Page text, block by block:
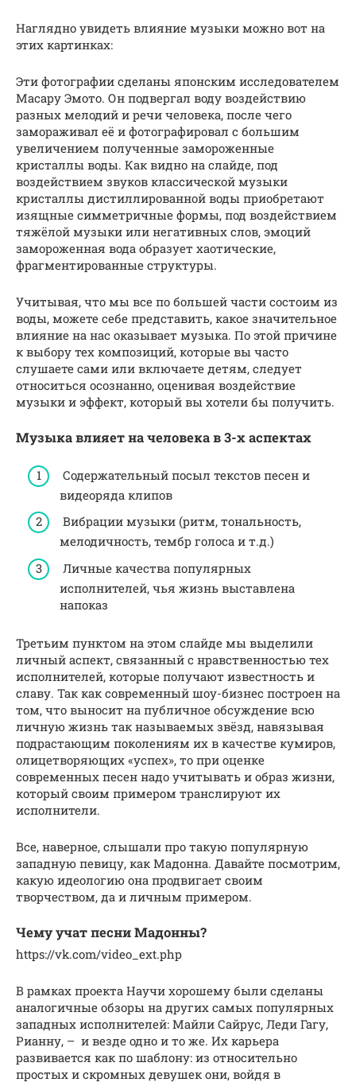
Наглядно увидеть влияние музыки можно вот на
этих картинках:
Эти фотографии сделаны японским исследователем
Масару Эмото. Он подвергал воду воздействию
разных мелодий и речи человека, после чего
замораживал её и фотографировал с большим
увеличением полученные замороженные
кристаллы воды. Как видно на слайде, под
воздействием звуков классической музыки
кристаллы дистиллированной воды приобретают
изящные симметричные формы, под воздействием
тяжёлой музыки или негативных слов, эмоций
замороженная вода образует хаотические,
фрагментированные структуры.
Учитывая, что мы все по большей части состоим из
воды, можете себе представить, какое значительное
влияние на нас оказывает музыка. По этой причине
к выбору тех композиций, которые вы часто
слушаете сами или включаете детям, следует
относиться осознанно, оценивая воздействие
музыки и эффект, который вы хотели бы получить.
Музыка влияет на человека в 3-х аспектах
Содержательный посыл текстов песен и
видеоряда клипов
Вибрации музыки (ритм, тональность,
мелодичность, тембр голоса и т.д.)
Личные качества популярных
исполнителей, чья жизнь выставлена
напоказ
Третьим пунктом на этом слайде мы выделили
личный аспект, связанный с нравственностью тех
исполнителей, которые получают известность и
славу. Так как современный шоу-бизнес построен на
том, что выносит на публичное обсуждение всю
личную жизнь так называемых звёзд, навязывая
подрастающим поколениям их в качестве кумиров,
олицетворяющих «успех», то при оценке
современных песен надо учитывать и образ жизни,
который своим примером транслируют их
исполнители.
Все, наверное, слышали про такую популярную
западную певицу, как Мадонна. Давайте посмотрим,
какую идеологию она продвигает своим
творчеством, да и личным примером.
Чему учат песни Мадонны?
https://vk.com/video_ext.php
В рамках проекта Научи хорошему были сделаны
аналогичные обзоры на других самых популярных
западных исполнителей: Майли Сайрус, Леди Гагу,
Рианну, – и везде одно и то же. Их карьера
развивается как по шаблону: из относительно
простых и скромных девушек они, войдя в